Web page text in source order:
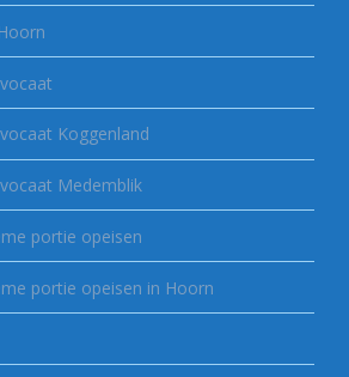
Koggenland
Medemblik
portie opeisen
portie opeisen in Hoorn